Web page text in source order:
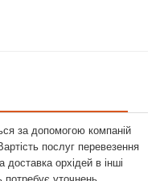
за допомогою компаній
послуг перевезення
орхідей в інші